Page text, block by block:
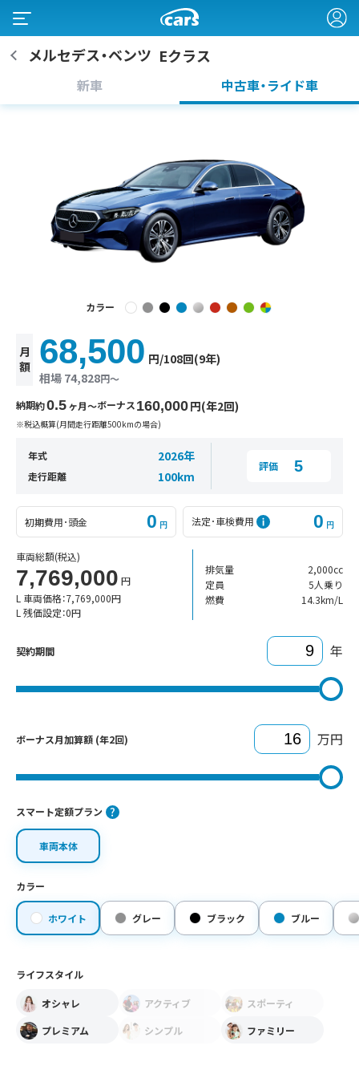
メルセデス・ベンツ Eクラス
新車 中古車・ライド車
カラー
月
額
相場 74,828円〜
68,500 円/108回(9年)
納期約0.5ヶ月〜ボーナス160,000円(年2回)
※税込概算(月間走行距離500kmの場合)
年式 2026年
走行距離 100km
評価 5
初期費用･頭金 0 円 法定･車検費用 0 円
車両総額(税込)
7,769,000 円
L 車両価格：7,769,000円
L 残価設定：0円
排気量
2,000cc
定員
5人乗り
燃費
14.3km/L
契約期間 年
ボーナス月加算額 (年2回) 万円
スマート定額プラン
車両本体
カラー
ホワイト グレー ブラック ブルー
ライフスタイル
オシャレ アクティブ
スポーティ
プレミアム
シンプル ファミリー